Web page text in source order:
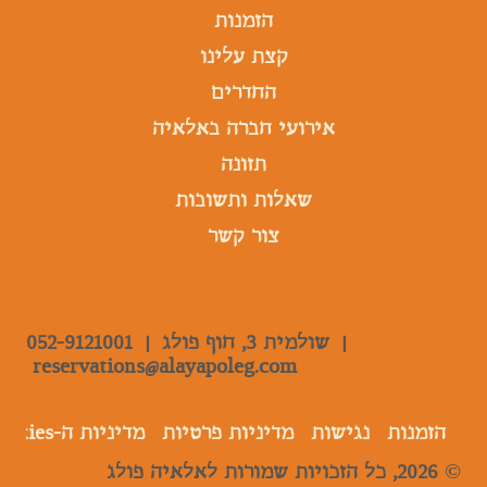
הזמנות נגישות מדיניות פרטיות
מדיניות ה-Cookies
© 2026, כל הזכויות שמורות לאלאיה פולג
הזמנות
קצת עלינו
החדרים
אירועי חברה באלאיה
תזונה
שאלות ותשובות
צור קשר
שולמית 3, חוף פולג | 052-9121001
|
reservations@alayapoleg.com